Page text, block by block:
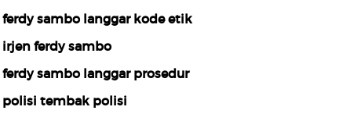
#ferdy sambo langgar kode etik
#irjen ferdy sambo
#ferdy sambo langgar prosedur
#polisi tembak polisi